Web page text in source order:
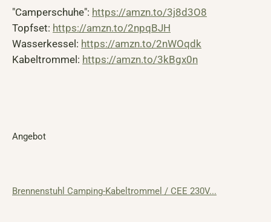
"Camperschuhe": https://amzn.to/3j8d3O8
Topfset: https://amzn.to/2npqBJH
Wasserkessel: https://amzn.to/2nWOqdk
Kabeltrommel: https://amzn.to/3kBgx0n
Angebot
Brennenstuhl Camping-Kabeltrommel / CEE 230V...